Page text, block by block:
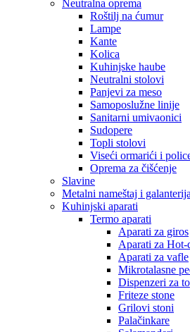
Neutralna oprema
Roštilj na ćumur
Lampe
Kante
Kolica
Kuhinjske haube
Neutralni stolovi
Panjevi za meso
Samoposlužne linije
Sanitarni umivaonici
Sudopere
Topli stolovi
Viseći ormarići i
Oprema za čišćenje
Slavine
Metalni nameštaj i galanterija
Kuhinjski aparati
Termo aparati
Aparati za giros
Aparati za Hot-
Aparati za vafle
Mikrotalasne
Dispenzeri za
Friteze stone
Grilovi stoni
Palačinkare